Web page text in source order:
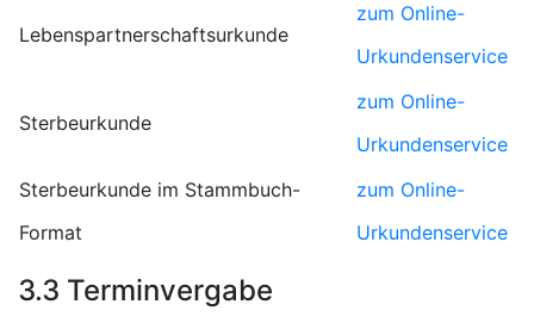
Lebenspartnerschaftsurkunde
zum Online-
Urkundenservice
Sterbeurkunde
zum Online-
Urkundenservice
Sterbeurkunde im Stammbuch-
Format
zum Online-
Urkundenservice
3.3 Terminvergabe